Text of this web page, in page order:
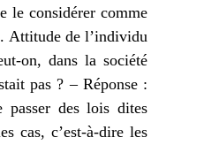
le considérer comme
. Attitude de l’individu
on, dans la société
pas ? – Réponse :
passer des lois dites
cas, c’est-à-dire les